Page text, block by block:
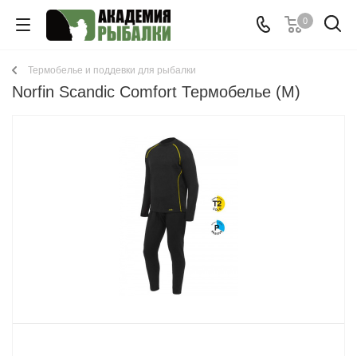
0
Термобелье и поддевки для рыбалки
Norfin Scandic Comfort Термобелье (M)